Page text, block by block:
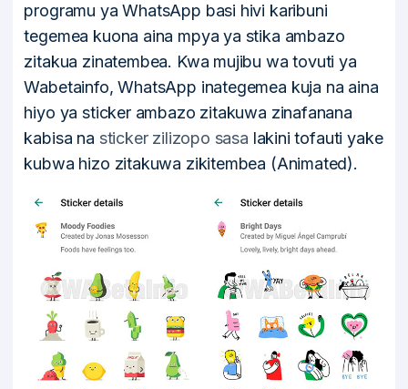
programu ya WhatsApp basi hivi karibuni
tegemea kuona aina mpya ya stika ambazo
zitakua zinatembea. Kwa mujibu wa tovuti ya
Wabetainfo, WhatsApp inategemea kuja na aina
hiyo ya sticker ambazo zitakuwa zinafanana
kabisa na sticker zilizopo sasa lakini tofauti yake
kubwa hizo zitakuwa zikitembea (Animated).